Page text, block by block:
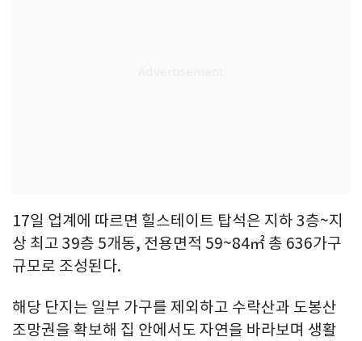
17일 업계에 따르면 힐스테이트 탑석은 지하 3층~지
상 최고 39층 5개동, 전용면적 59~84㎡ 총 636가구
규모로 조성된다.
해당 단지는 일부 가구를 제외하고 수락산과 도봉산
조망권을 확보해 집 안에서도 자연을 바라보며 생활